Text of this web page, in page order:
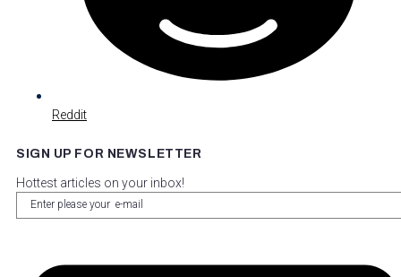
Reddit
SIGN UP FOR NEWSLETTER
Hottest articles on your inbox!